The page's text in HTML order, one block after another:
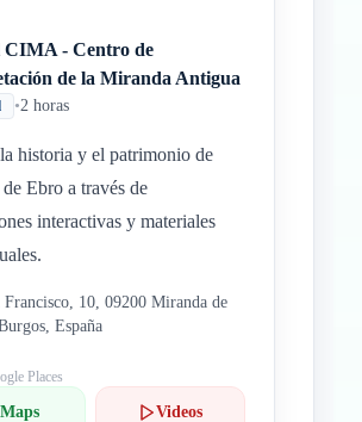
CIMA - Centro de
de la Miranda Antigua
•2 horas
historia y el patrimonio de
Ebro a través de
interactivas y materiales
Francisco, 10, 09200 Miranda de
España
Places
Maps Videos